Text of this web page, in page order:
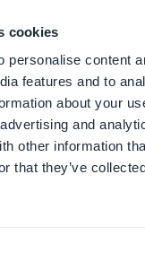
cookies
personalise content
features and to
about your
and
other information
that they’ve